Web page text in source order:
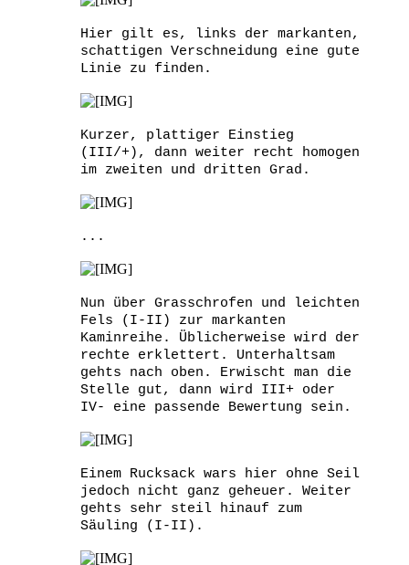
Hier gilt es, links der markanten,
schattigen Verschneidung eine gute
Linie zu finden.
Kurzer, plattiger Einstieg
(III/+), dann weiter recht homogen
im zweiten und dritten Grad.
...
Nun über Grasschrofen und leichten
Fels (I-II) zur markanten
Kaminreihe. Üblicherweise wird der
rechte erklettert. Unterhaltsam
gehts nach oben. Erwischt man die
Stelle gut, dann wird III+ oder
IV- eine passende Bewertung sein.
Einem Rucksack wars hier ohne Seil
jedoch nicht ganz geheuer. Weiter
gehts sehr steil hinauf zum
Säuling (I-II).